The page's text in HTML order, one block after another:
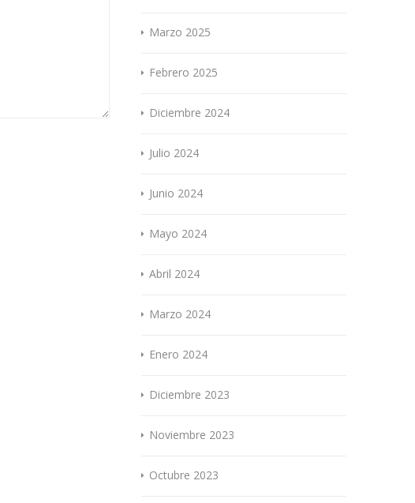
Marzo 2025
Febrero 2025
Diciembre 2024
Julio 2024
Junio 2024
Mayo 2024
Abril 2024
Marzo 2024
Enero 2024
Diciembre 2023
Noviembre 2023
Octubre 2023